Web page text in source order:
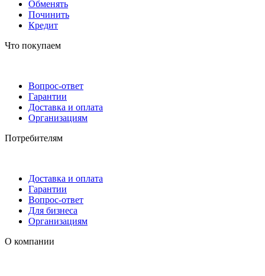
Обменять
Починить
Кредит
Что покупаем
Вопрос-ответ
Гарантии
Доставка и оплата
Организациям
Потребителям
Доставка и оплата
Гарантии
Вопрос-ответ
Для бизнеса
Организациям
О компании